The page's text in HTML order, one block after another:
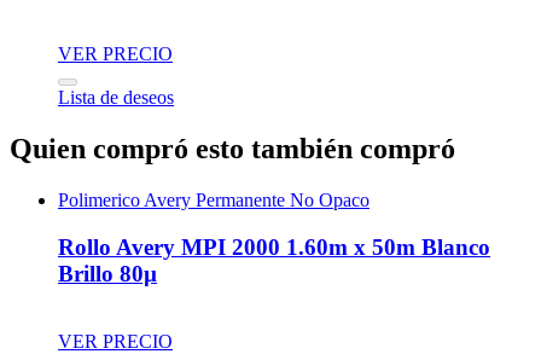
VER PRECIO
Lista de deseos
Quien compró esto también compró
Polimerico Avery Permanente No Opaco
Rollo Avery MPI 2000 1.60m x 50m Blanco
Brillo 80µ
VER PRECIO